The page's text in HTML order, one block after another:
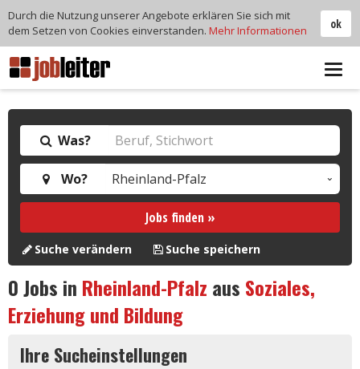
Was?
Wo?
Jobs finden »
Suche verändern Suche speichern
0Jobs in Rheinland-Pfalz aus Soziales,
Erziehung und Bildung
Ihre Sucheinstellungen
ok
Durch die Nutzung unserer Angebote erklären Sie sich mit
dem Setzen von Cookies einverstanden. Mehr Informationen